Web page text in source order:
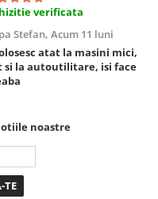
verificata
Stefan, Acum 11 luni
atat la masini mici,
si la autoutilitare, isi face
noastre